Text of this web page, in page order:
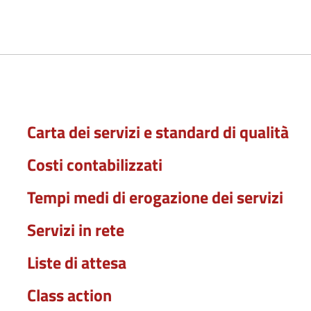
Carta dei servizi e standard di qualità
Costi contabilizzati
Tempi medi di erogazione dei servizi
Servizi in rete
Liste di attesa
Class action